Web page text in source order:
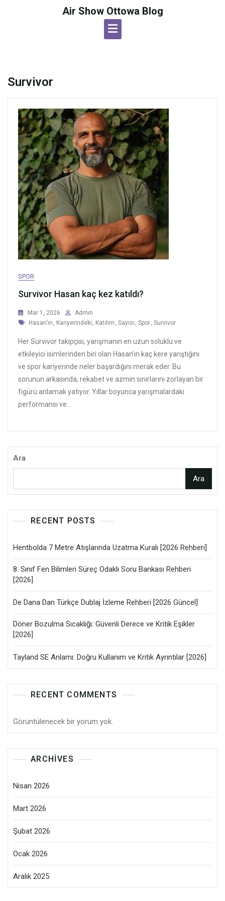
Air Show Ottowa Blog
Survivor
SPOR
Survivor Hasan kaç kez katıldı?
Mar 1, 2026
Admin
Tags
Hasan’ın , Kariyerindeki , Katılım , Sayısı , Spor, Survivor
Her Survivor takipçisi, yarışmanın en uzun soluklu ve
etkileyici isimlerinden biri olan Hasan’ın kaç kere yarıştığını
ve spor kariyerinde neler başardığını merak eder. Bu
sorunun arkasında, rekabet ve azmin sınırlarını zorlayan bir
figürü anlamak yatıyor. Yıllar boyunca yarışmalardaki
performansı ve...
Ara
Ara
RECENT POSTS
Hentbolda 7 Metre Atışlarında Uzatma Kuralı [2026 Rehberi]
8. Sınıf Fen Bilimleri Süreç Odaklı Soru Bankası Rehberi
[2026]
De Dana Dan Türkçe Dublaj İzleme Rehberi [2026 Güncel]
Döner Bozulma Sıcaklığı: Güvenli Derece ve Kritik Eşikler
[2026]
Tayland SE Anlamı: Doğru Kullanım ve Kritik Ayrıntılar [2026]
RECENT COMMENTS
Görüntülenecek bir yorum yok.
ARCHIVES
Nisan 2026
Mart 2026
Şubat 2026
Ocak 2026
Aralık 2025